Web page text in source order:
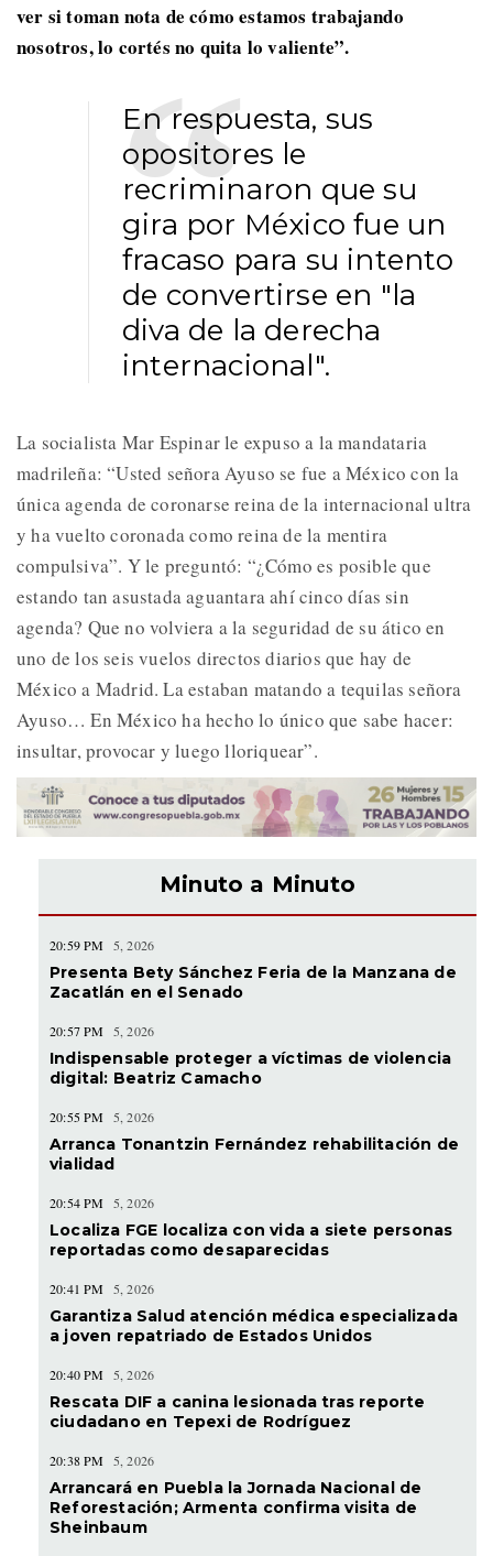
ver si toman nota de cómo estamos trabajando
nosotros, lo cortés no quita lo valiente”.
En respuesta, sus
opositores le
recriminaron que su
gira por México fue un
fracaso para su intento
de convertirse en "la
diva de la derecha
internacional".
La socialista Mar Espinar le expuso a la mandataria
madrileña: “Usted señora Ayuso se fue a México con la
única agenda de coronarse reina de la internacional ultra
y ha vuelto coronada como reina de la mentira
compulsiva”. Y le preguntó: “¿Cómo es posible que
estando tan asustada aguantara ahí cinco días sin
agenda? Que no volviera a la seguridad de su ático en
uno de los seis vuelos directos diarios que hay de
México a Madrid. La estaban matando a tequilas señora
Ayuso… En México ha hecho lo único que sabe hacer:
insultar, provocar y luego lloriquear”.
Minuto a Minuto
20:59 PM 5, 2026
Presenta Bety Sánchez Feria de la Manzana de
Zacatlán en el Senado
20:57 PM 5, 2026
Indispensable proteger a víctimas de violencia
digital: Beatriz Camacho
20:55 PM 5, 2026
Arranca Tonantzin Fernández rehabilitación de
vialidad
20:54 PM 5, 2026
Localiza FGE localiza con vida a siete personas
reportadas como desaparecidas
20:41 PM 5, 2026
Garantiza Salud atención médica especializada
a joven repatriado de Estados Unidos
20:40 PM 5, 2026
Rescata DIF a canina lesionada tras reporte
ciudadano en Tepexi de Rodríguez
20:38 PM 5, 2026
Arrancará en Puebla la Jornada Nacional de
Reforestación; Armenta confirma visita de
Sheinbaum